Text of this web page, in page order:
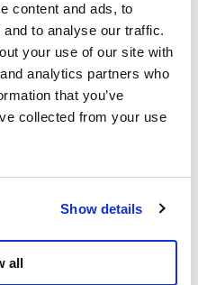
content and ads, to
to analyse our traffic.
your use of our site with
analytics partners who
that you’ve
collected from your use
Show details
all
tirer toutes les leçons
la Commission affaires
vite pour entendre
le sujet.